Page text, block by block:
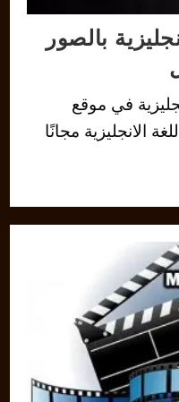
بالصور
في موقع
الانجليزية مجانًا